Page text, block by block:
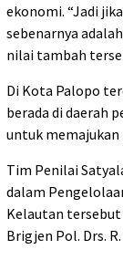
ekonomi. “Jadi
sebenarnya
nilai tambah
Di Kota Palopo
berada di daerah
untuk
Tim Penilai
dalam
Kelautan
Brigjen Pol. Drs.